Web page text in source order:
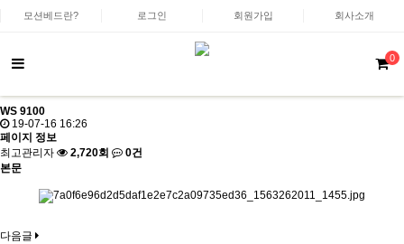
모션베드란? 로그인 회원가입 회사소개
0
WS 9100
19-07-16 16:26
페이지 정보
최고관리자
2,720회
0건
본문
다음글